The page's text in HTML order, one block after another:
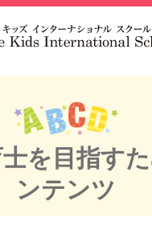
目指すためのコンテンツ
を目指す
ンテンツ